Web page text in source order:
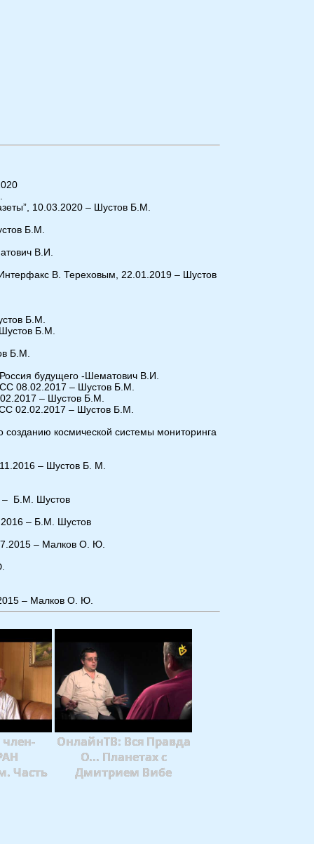
10.03.2020 – Шустов Б.М.
Б.М.
В.И.
В. Тереховым, 22.01.2019 – Шустов
Б.М.
Б.М.
Б.М.
Россия будущего -Шематович В.И.
08.02.2017 – Шустов Б.М.
– Шустов Б.М.
02.02.2017 – Шустов Б.М.
космической системы мониторинга
– Шустов Б. М.
– Б.М. Шустов
– Б.М. Шустов
– Малков О. Ю.
– Малков О. Ю.
Часть
ОнлайнТВ: Вся Правда
О... Планетах с
Дмитрием Вибе